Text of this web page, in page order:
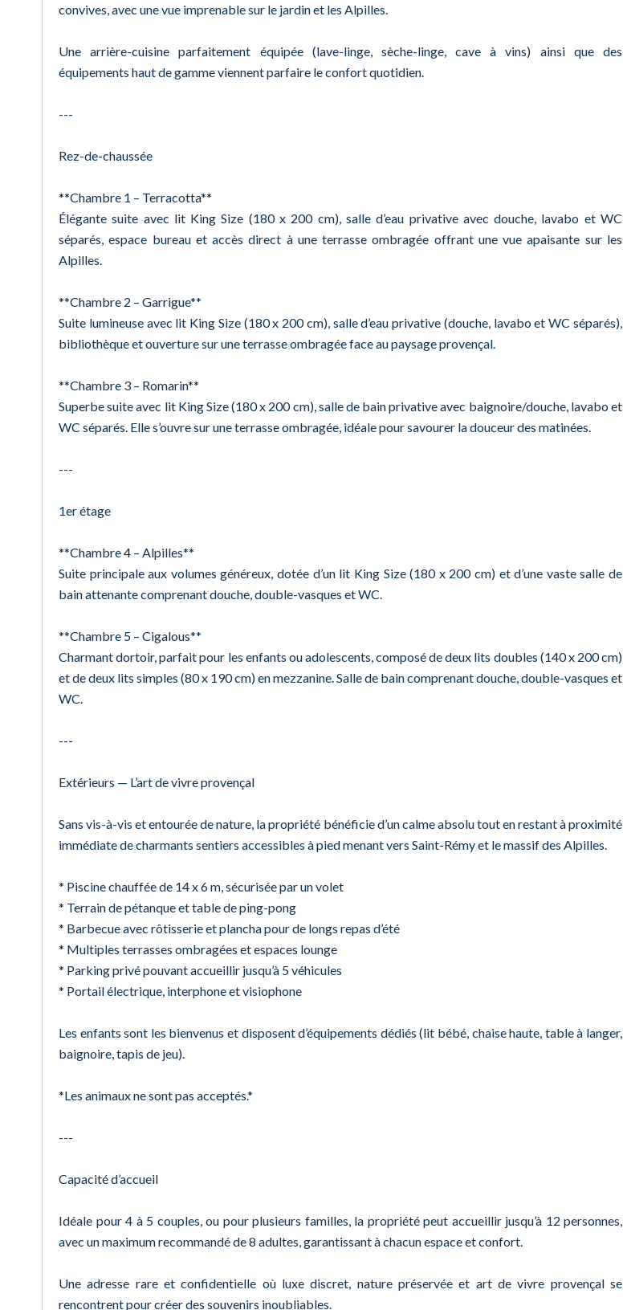
convives, avec une vue imprenable sur le jardin et les Alpilles.
Une arrière-cuisine parfaitement équipée (lave-linge, sèche-linge, cave à vins) ainsi que des
équipements haut de gamme viennent parfaire le confort quotidien.
---
Rez-de-chaussée
**Chambre 1 – Terracotta**
Élégante suite avec lit King Size (180 x 200 cm), salle d’eau privative avec douche, lavabo et WC
séparés, espace bureau et accès direct à une terrasse ombragée offrant une vue apaisante sur les
Alpilles.
**Chambre 2 – Garrigue**
Suite lumineuse avec lit King Size (180 x 200 cm), salle d’eau privative (douche, lavabo et WC séparés),
bibliothèque et ouverture sur une terrasse ombragée face au paysage provençal.
**Chambre 3 – Romarin**
Superbe suite avec lit King Size (180 x 200 cm), salle de bain privative avec baignoire/douche, lavabo et
WC séparés. Elle s’ouvre sur une terrasse ombragée, idéale pour savourer la douceur des matinées.
---
1er étage
**Chambre 4 – Alpilles**
Suite principale aux volumes généreux, dotée d’un lit King Size (180 x 200 cm) et d’une vaste salle de
bain attenante comprenant douche, double-vasques et WC.
**Chambre 5 – Cigalous**
Charmant dortoir, parfait pour les enfants ou adolescents, composé de deux lits doubles (140 x 200 cm)
et de deux lits simples (80 x 190 cm) en mezzanine. Salle de bain comprenant douche, double-vasques et
WC.
---
Extérieurs — L’art de vivre provençal
Sans vis-à-vis et entourée de nature, la propriété bénéficie d’un calme absolu tout en restant à proximité
immédiate de charmants sentiers accessibles à pied menant vers Saint-Rémy et le massif des Alpilles.
* Piscine chauffée de 14 x 6 m, sécurisée par un volet
* Terrain de pétanque et table de ping-pong
* Barbecue avec rôtisserie et plancha pour de longs repas d’été
* Multiples terrasses ombragées et espaces lounge
* Parking privé pouvant accueillir jusqu’à 5 véhicules
* Portail électrique, interphone et visiophone
Les enfants sont les bienvenus et disposent d’équipements dédiés (lit bébé, chaise haute, table à langer,
baignoire, tapis de jeu).
*Les animaux ne sont pas acceptés.*
---
Capacité d’accueil
Idéale pour 4 à 5 couples, ou pour plusieurs familles, la propriété peut accueillir jusqu’à 12 personnes,
avec un maximum recommandé de 8 adultes, garantissant à chacun espace et confort.
Une adresse rare et confidentielle où luxe discret, nature préservée et art de vivre provençal se
rencontrent pour créer des souvenirs inoubliables.